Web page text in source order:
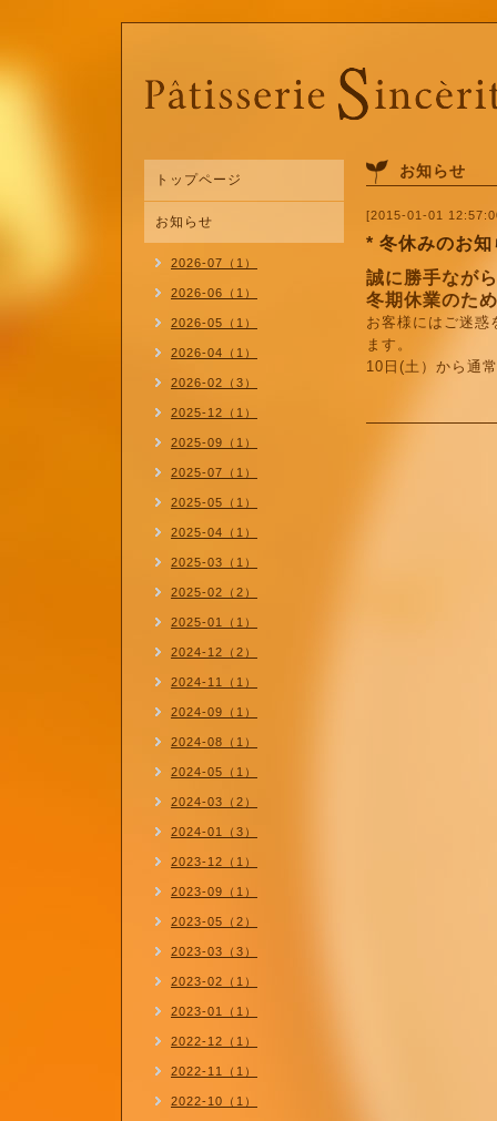
お知らせ
[2015-01-01
* 冬休みのお知
誠に勝手なが
冬期休業のた
お客様にはご迷惑
ます。
10日(土）から通
トップページ
お知らせ
2026-07（1）
2026-06（1）
2026-05（1）
2026-04（1）
2026-02（3）
2025-12（1）
2025-09（1）
2025-07（1）
2025-05（1）
2025-04（1）
2025-03（1）
2025-02（2）
2025-01（1）
2024-12（2）
2024-11（1）
2024-09（1）
2024-08（1）
2024-05（1）
2024-03（2）
2024-01（3）
2023-12（1）
2023-09（1）
2023-05（2）
2023-03（3）
2023-02（1）
2023-01（1）
2022-12（1）
2022-11（1）
2022-10（1）